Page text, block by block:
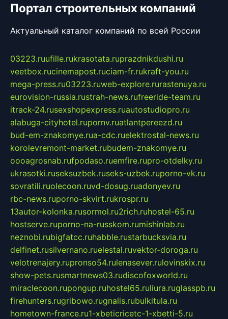
Портал строительных компаний
Актуальный каталог компаний по всей России
03223.ruufille.rukrasotata.ruprazdnikdushi.ru
veetbox.rucinemapost.ruciam-fr.rukraft-you.ru
mega-press.ru03223.ruweb-explore.rurastenuya.ru
eurovision-russia.rustrah-news.rufreeride-team.ru
itrack-24.rusexshopexpress.ruautostudiopro.ru
alabuga-cityhotel.rupornv.ruatlantpereezd.ru
bud-em-znakomye.rua-cdc.ruelektrostal-news.ru
korolevremont-market.rubudem-znakomye.ru
oooagrosnab.rufpodaso.ruemfire.rupro-otdelky.ru
ukrasotki.ruseksuzbek.ruseks-uzbek.ruporno-vk.ru
sovratili.ruolecoon.ruvd-dosug.ruadonyev.ru
rbc-news.ruporno-skvirt.rukrospr.ru
13autor-kolonka.rusormol.ru2rich.ruhostel-65.ru
hostserve.ruporno-na-russkom.rumishinlab.ru
neznobi.rubigfatcc.ruhabble.rustarbucksvia.ru
delfinet.rusilvernano.ruelestal.ruvektor-doroga.ru
velotrenajery.rupronso54.rulenasever.rulovinskix.ru
show-pets.rusmartnews03.rudiscofoxworld.ru
miraclecoon.rupongup.ruhostel65.ruliura.ruglasspb.ru
firehunters.rugribowo.rugnalis.rubulkitula.ru
hometown-france.ru1-xbeticricetc-1-xbetti-5.ru